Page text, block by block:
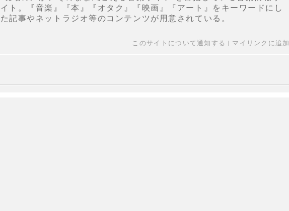
イト。『音楽』『本』『オタク』『映画』『アート』をキーワードにし
た記事やネットラジオ等のコンテンツが用意されている。
このサイトについて通知する | マイリンクに追加